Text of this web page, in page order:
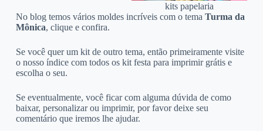
kits papelaria
No blog temos vários moldes incríveis com o tema Turma da
Mônica, clique e confira.
Se você quer um kit de outro tema, então primeiramente visite
o nosso índice com todos os kit festa para imprimir grátis e
escolha o seu.
Se eventualmente, você ficar com alguma dúvida de como
baixar, personalizar ou imprimir, por favor deixe seu
comentário que iremos lhe ajudar.